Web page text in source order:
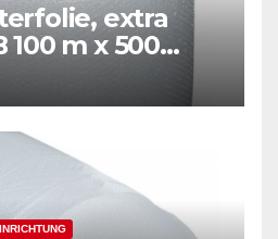
extra
m x 500
mµ, 2-Schicht-